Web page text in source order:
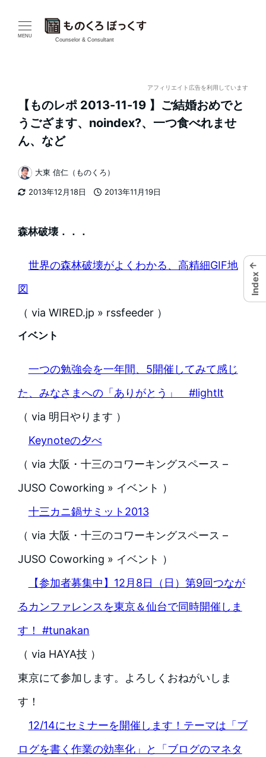
MENU
Counselor & Consultant
アフィリエイト広告を利用しています
【ものレポ 2013-11-19 】ご結婚おめでと
うござます、noindex?、一つ食べれませ
ん、など
2013年12月18日
2013年11月19日
著
者
大東 信仁（ものくろ）
森林破壊．．．
世界の森林破壊がよくわかる、高精細GIF地
図
（ via WIRED.jp » rssfeeder ）
イベント
一つの勉強会を一年間、5開催してみて感じ
た、みなさまへの「ありがとう」 #lightlt
（ via 明日やります ）
Keynoteの夕べ
（ via 大阪・十三のコワーキングスペース –
JUSO Coworking » イベント ）
十三カニ鍋サミット2013
（ via 大阪・十三のコワーキングスペース –
JUSO Coworking » イベント ）
【参加者募集中】12月8日（日）第9回つなが
るカンファレンスを東京＆仙台で同時開催しま
す！ #tunakan
（ via HAYA技 ）
東京にて参加します。よろしくおねがいしま
す！
12/14にセミナーを開催します！テーマは「ブ
ログを書く作業の効率化」と「ブログのマネタ
←
Index